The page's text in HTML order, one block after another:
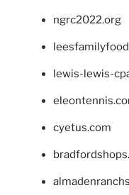
ngrc2022.org
lewis-lewis-
cyetus.com